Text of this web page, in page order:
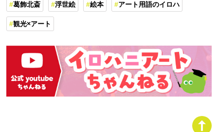
葛飾北斎 浮世絵 絵本 アート用語のイロハ
観光×アート